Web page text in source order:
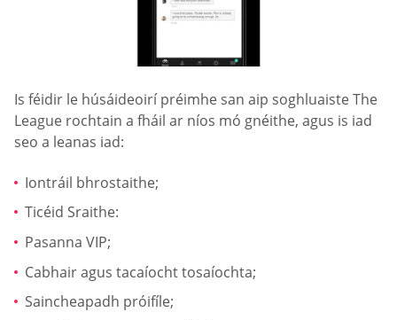
Is féidir le húsáideoirí préimhe san aip soghluaiste The
League rochtain a fháil ar níos mó gnéithe, agus is iad
seo a leanas iad:
Iontráil bhrostaithe;
Ticéid Sraithe:
Pasanna VIP;
Cabhair agus tacaíocht tosaíochta;
Saincheapadh próifíle;